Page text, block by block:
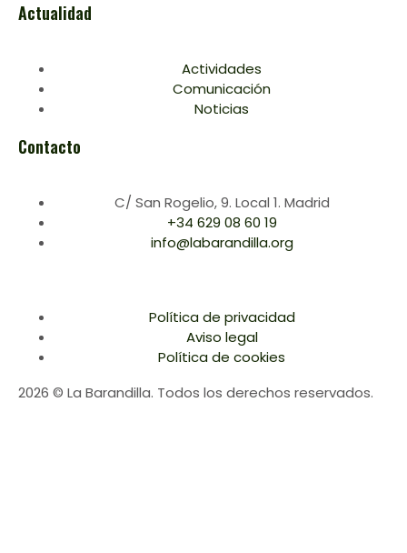
Actualidad
Actividades
Comunicación
Noticias
Contacto
C/ San Rogelio, 9. Local 1. Madrid
+34 629 08 60 19
info@labarandilla.org
2026 © La Barandilla. Todos los derechos reservados.
Política de privacidad
Aviso legal
Política de cookies